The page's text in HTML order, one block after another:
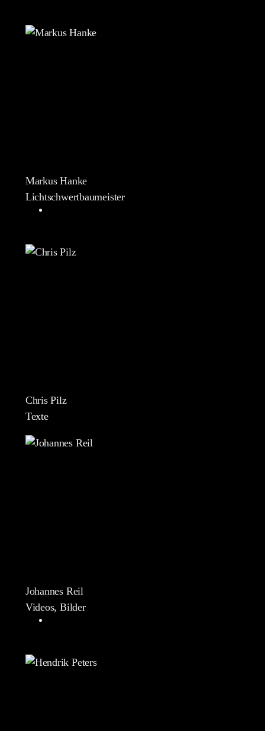
Markus Hanke
Lichtschwertbaumeister
Chris Pilz
Texte
Johannes Reil
Videos, Bilder